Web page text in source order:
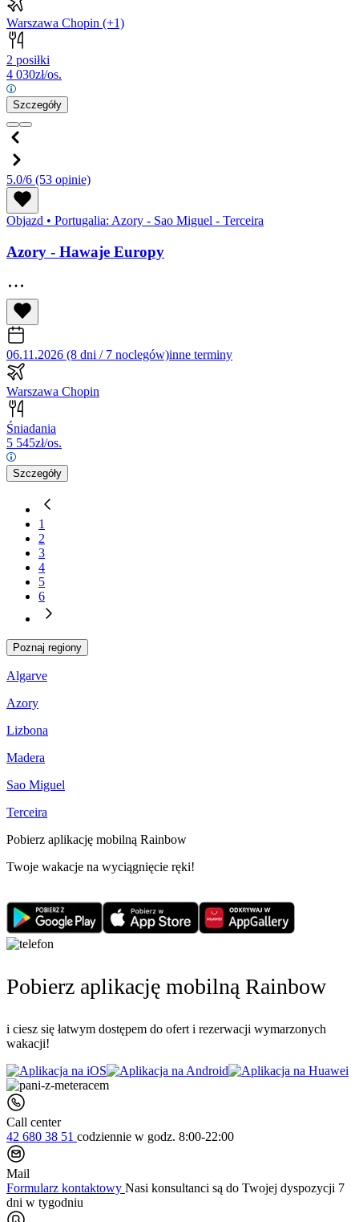
Warszawa Chopin (+1)
2 posiłki
4 030zł/os.
Szczegóły
5.0/6 (53 opinie)
Objazd • Portugalia: Azory - Sao Miguel - Terceira
Azory - Hawaje Europy
06.11.2026 (8 dni / 7 noclegów)inne terminy
Warszawa Chopin
Śniadania
5 545zł/os.
Szczegóły
1
2
3
4
5
6
Poznaj regiony
Algarve
Azory
Lizbona
Madera
Sao Miguel
Terceira
Pobierz aplikację mobilną Rainbow
Twoje wakacje na wyciągnięcie ręki!
Pobierz aplikację mobilną Rainbow
i ciesz się łatwym dostępem do ofert i rezerwacji wymarzonych
wakacji!
Call center
42 680 38 51 codziennie w godz. 8:00-22:00
Mail
Formularz kontaktowy Nasi konsultanci są do Twojej dyspozycji 7
dni w tygodniu